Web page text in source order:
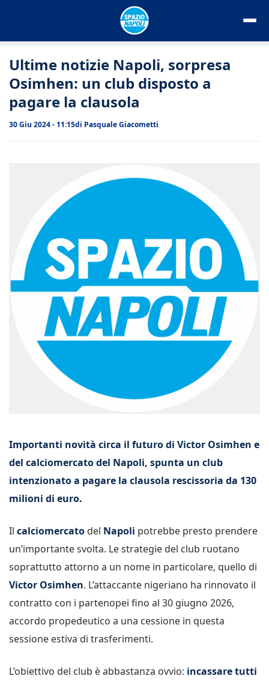
Ultime notizie Napoli, sorpresa
Osimhen: un club disposto a
pagare la clausola
30 Giu 2024 - 11:15di Pasquale Giacometti
Importanti novità circa il futuro di Victor Osimhen e
del calciomercato del Napoli, spunta un club
intenzionato a pagare la clausola rescissoria da 130
milioni di euro.
Il calciomercato del Napoli potrebbe presto prendere
un’importante svolta. Le strategie del club ruotano
soprattutto attorno a un nome in particolare, quello di
Victor Osimhen. L’attaccante nigeriano ha rinnovato il
contratto con i partenopei fino al 30 giugno 2026,
accordo propedeutico a una cessione in questa
sessione estiva di trasferimenti.
L’obiettivo del club è abbastanza ovvio: incassare tutti